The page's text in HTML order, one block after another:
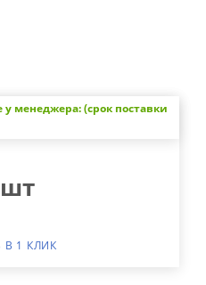
менеджера: (срок поставки
В 1 КЛИК